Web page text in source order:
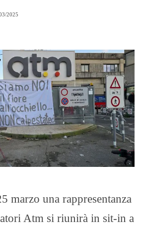
2025
marzo una rappresentanza
Atm si riunirà in sit-in a